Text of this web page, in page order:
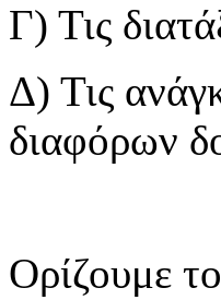
Γ) Τις
Δ) Τις
διαφόρων
Ορίζουμε